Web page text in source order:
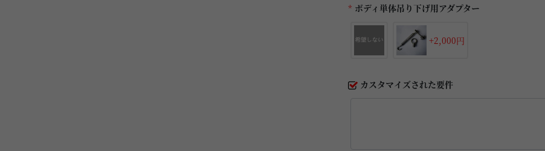
* ボディ単体吊り下げ用アダプター
+2,000円
カスタマイズされた要件